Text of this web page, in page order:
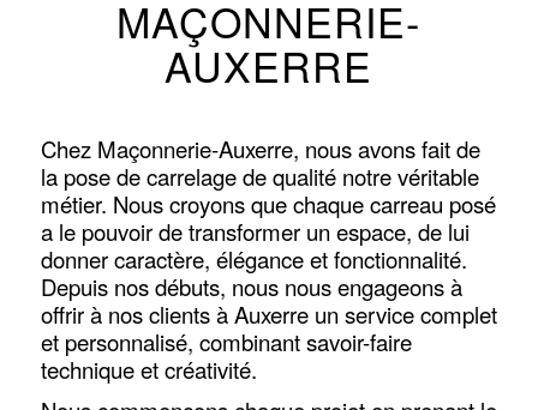
MAÇONNERIE-
AUXERRE
Chez Maçonnerie-Auxerre, nous avons fait de
la pose de carrelage de qualité notre véritable
métier. Nous croyons que chaque carreau posé
a le pouvoir de transformer un espace, de lui
donner caractère, élégance et fonctionnalité.
Depuis nos débuts, nous nous engageons à
offrir à nos clients à Auxerre un service complet
et personnalisé, combinant savoir-faire
technique et créativité.